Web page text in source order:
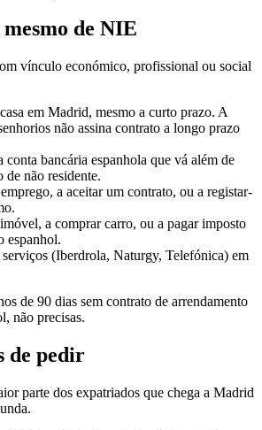
de NIE
vínculo económico, profissional ou social
em Madrid, mesmo a curto prazo. A
não assina contrato a longo prazo
conta bancária espanhola que vá além de
não residente.
a aceitar um contrato, ou a registar-
a comprar carro, ou a pagar imposto
espanhol.
serviços (Iberdrola, Naturgy, Telefónica) em
de 90 dias sem contrato de arrendamento
não precisas.
de pedir
parte dos expatriados que chega a Madrid